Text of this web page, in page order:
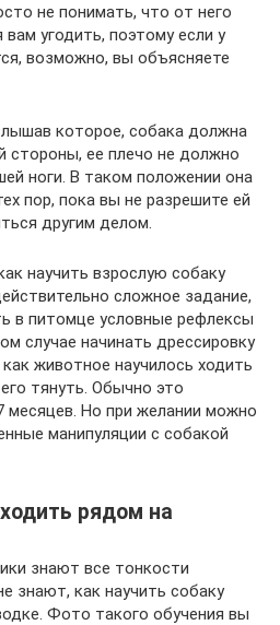
не понимать, что от него
вам угодить, поэтому если у
возможно, вы объясняете
которое, собака должна
стороны, ее плечо не должно
ноги. В таком положении она
пор, пока вы не разрешите ей
другим делом.
научить взрослую собаку
сложное задание,
в питомце условные рефлексы
случае начинать дрессировку
животное научилось ходить
тянуть. Обычно это
месяцев. Но при желании можно
манипуляции с собакой
рядом на
знают все тонкости
знают, как научить собаку
Фото такого обучения вы